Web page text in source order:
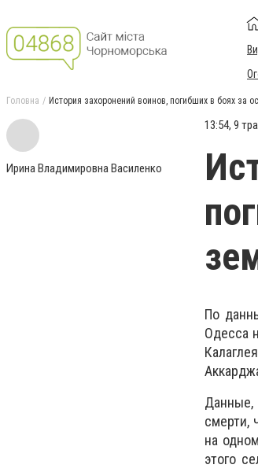
Головна История захоронений воинов, погибших в боях за
Ирина Владимировна Василенко
13:54, 9
По
Одесса
смерти,
на
этого